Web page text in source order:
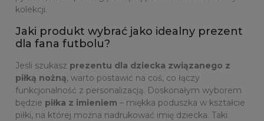
kolekcji.
Jaki produkt wybrać jako idealny prezent
dla fana futbolu?
Jeśli szukasz prezentu dla dziecka związanego z
piłką nożną, warto postawić na coś, co łączy
funkcjonalność z personalizacją. Doskonałym wyborem
będzie piłka z imieniem – miękka poduszka w kształcie
piłki, na której można nadrukować imię dziecka. Taki